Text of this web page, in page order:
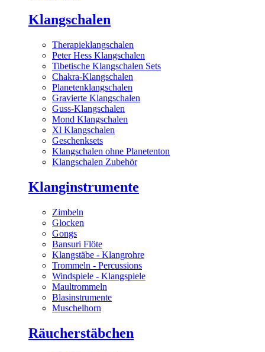
Klangschalen
Therapieklangschalen
Peter Hess Klangschalen
Tibetische Klangschalen Sets
Chakra-Klangschalen
Planetenklangschalen
Gravierte Klangschalen
Guss-Klangschalen
Mond Klangschalen
Xl Klangschalen
Geschenksets
Klangschalen ohne Planetenton
Klangschalen Zubehör
Klanginstrumente
Zimbeln
Glocken
Gongs
Bansuri Flöte
Klangstäbe - Klangrohre
Trommeln - Percussions
Windspiele - Klangspiele
Maultrommeln
Blasinstrumente
Muschelhorn
Räucherstäbchen